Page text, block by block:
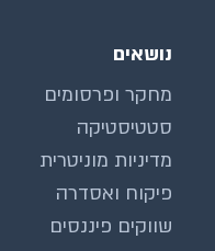
נושאים
מחקר ופרסומים
סטטיסטיקה
מדיניות מוניטרית
פיקוח ואסדרה
שווקים פיננסים